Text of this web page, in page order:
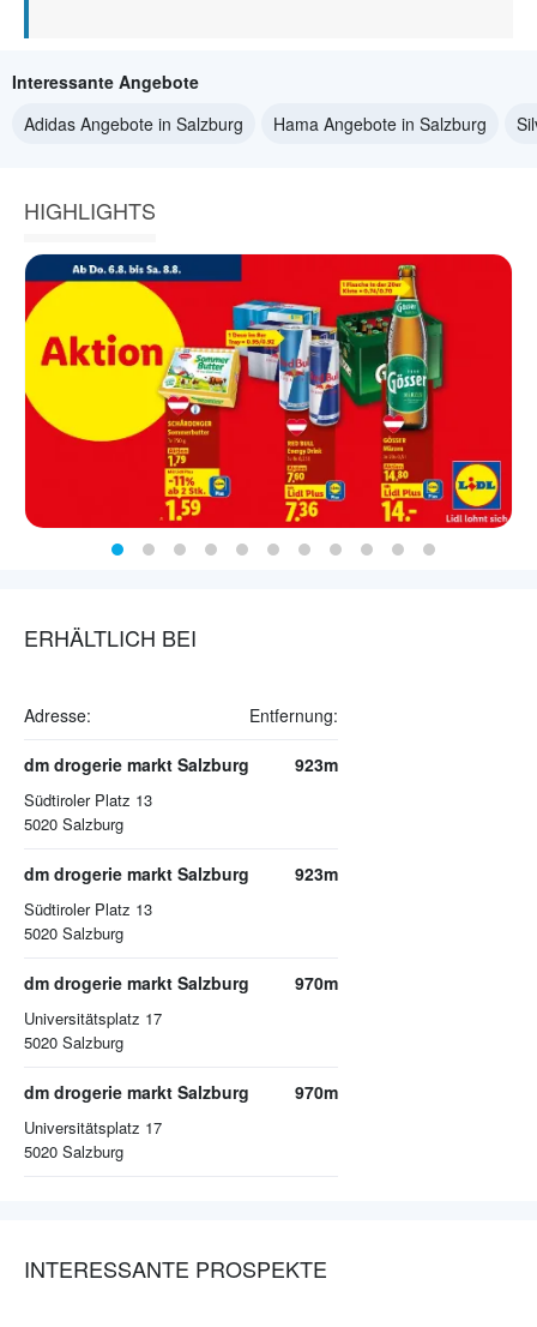
Interessante Angebote
Adidas Angebote in Salzburg
Hama Angebote in Salzburg
HIGHLIGHTS
ERHÄLTLICH BEI
Adresse: Entfernung:
dm drogerie markt Salzburg
Südtiroler Platz 13
5020 Salzburg
923m
dm drogerie markt Salzburg
Südtiroler Platz 13
5020 Salzburg
923m
dm drogerie markt Salzburg
Universitätsplatz 17
5020 Salzburg
970m
dm drogerie markt Salzburg
Universitätsplatz 17
5020 Salzburg
970m
INTERESSANTE PROSPEKTE